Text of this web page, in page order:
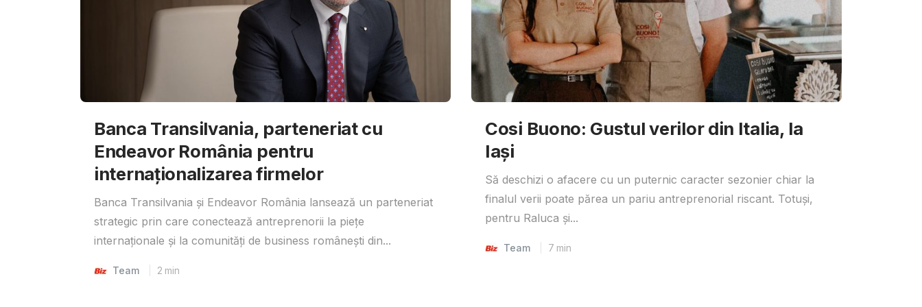
Banca Transilvania, parteneriat cu
Endeavor România pentru
internaționalizarea firmelor
Banca Transilvania și Endeavor România lansează un parteneriat
strategic prin care conectează antreprenorii la piețe
internaționale și la comunități de business românești din...
Team 2 min
Cosi Buono: Gustul verilor din Italia, la
Iași
Să deschizi o afacere cu un puternic caracter sezonier chiar la
finalul verii poate părea un pariu antreprenorial riscant. Totuși,
pentru Raluca și...
Team 7 min